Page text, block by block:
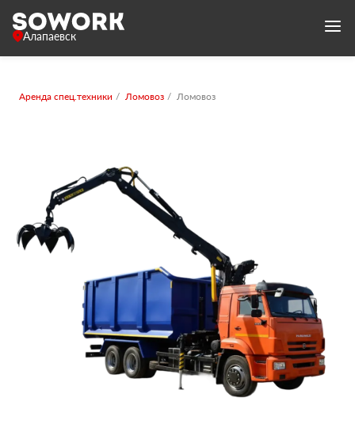
Алапаевск
Аренда спец.техники Ломовоз Ломовоз